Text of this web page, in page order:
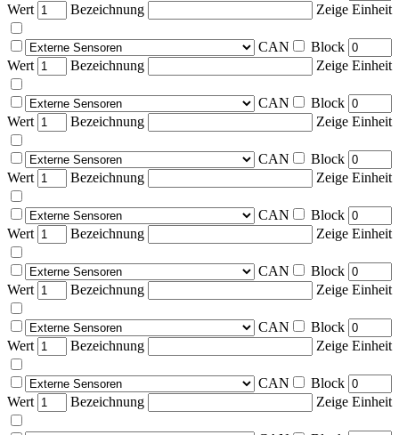
Wert
Bezeichnung Zeige Einheit
CAN
Block
Wert
Bezeichnung Zeige Einheit
CAN
Block
Wert
Bezeichnung Zeige Einheit
CAN
Block
Wert
Bezeichnung Zeige Einheit
CAN
Block
Wert
Bezeichnung Zeige Einheit
CAN
Block
Wert
Bezeichnung Zeige Einheit
CAN
Block
Wert
Bezeichnung Zeige Einheit
CAN
Block
Wert
Bezeichnung Zeige Einheit